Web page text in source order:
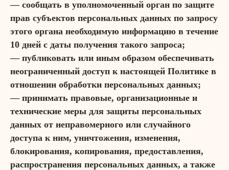
— сообщать в уполномоченный орган по защите
прав субъектов персональных данных по запросу
этого органа необходимую информацию в течение
10 дней с даты получения такого запроса;
— публиковать или иным образом обеспечивать
неограниченный доступ к настоящей Политике в
отношении обработки персональных данных;
— принимать правовые, организационные и
технические меры для защиты персональных
данных от неправомерного или случайного
доступа к ним, уничтожения, изменения,
блокирования, копирования, предоставления,
распространения персональных данных, а также